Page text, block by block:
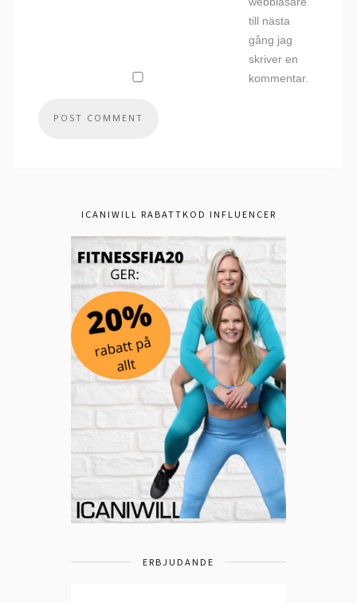
till nästa
gång jag
skriver en
kommentar.
ICANIWILL RABATTKOD INFLUENCER
ERBJUDANDE